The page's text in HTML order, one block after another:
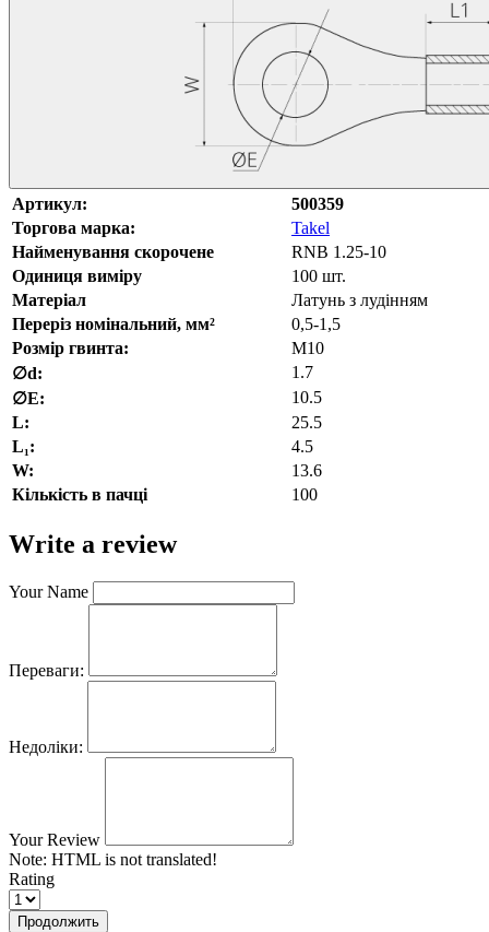
Артикул:
500359
Торгова марка:
Takel
Найменування скорочене
RNB 1.25-10
Одиниця виміру
100 шт.
Матеріал
Латунь з лудінням
Переріз номінальний, мм²
0,5-1,5
Розмір гвинта:
M10
∅d:
1.7
∅E:
10.5
L:
25.5
L₁:
4.5
W:
13.6
Кількість в пачці
100
Write a review
Your Name
Переваги:
Недоліки:
Your Review
Note: HTML is not translated!
Rating
Продолжить